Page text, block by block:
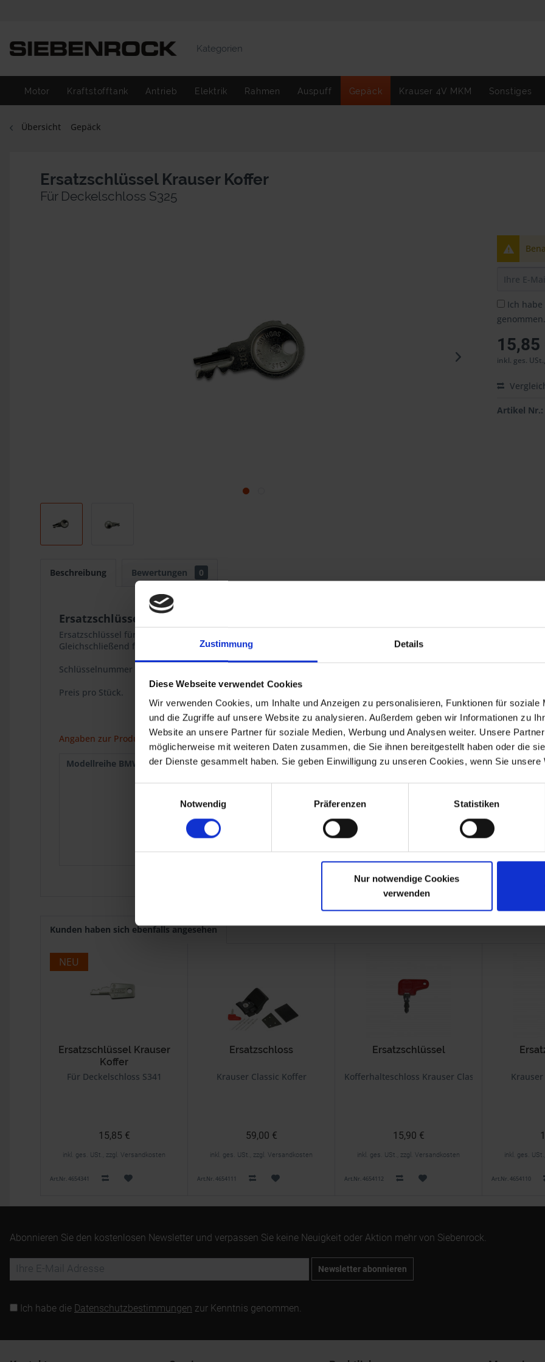
Zustimmung Details
Diese Webseite verwendet Cookies
Wir verwenden Cookies, um Inhalte und Anzeigen zu personalisieren, Funktionen für soziale
und die Zugriffe auf unsere Website zu analysieren. Außerdem geben wir Informationen zu
Website an unsere Partner für soziale Medien, Werbung und Analysen weiter. Unsere
möglicherweise mit weiteren Daten zusammen, die Sie ihnen bereitgestellt haben oder die
der Dienste gesammelt haben. Sie geben Einwilligung zu unseren Cookies, wenn Sie unsere
Notwendig
Präferenzen Statistiken
Nur notwendige Cookies
verwenden
Kategorien
Motor Kraftstofftank Antrieb Elektrik Rahmen Auspuff Gepäck Krauser 4V MKM Sonstiges
Übersicht Gepäck
Ersatzschlüssel Krauser Koffer
Für Deckelschloss S325
Ich habe
genommen.
15,85
inkl. ges.
Artikel Nr.:
Beschreibung Bewertungen 0
Ersatzschlüssel Krauser Koffer
Ersatzschlüssel für Krauser Koffer.
Gleichschließend für Deckel und Halter.
Schlüsselnummer S325
Preis pro Stück.
Angaben zur Produktsicherheit
Modellreihe BMW : R 50/5 1969-1973 R 60/5
1969-1973
R 75/6
1973-1976 R 90/6
1973-1976
R 90S
R 60/7
R 75/7
R 80
1977-9.1980
R 80
R 100
1976-9.1980
R 100
R 45
1978-9.1980
R 65
9.1980-1985
Kunden haben sich ebenfalls angesehen
NEU
Ersatzschlüssel Krauser
Koffer
Für Deckelschloss S341
15,85 €
inkl. ges. USt., zzgl. Versandkosten
Art.Nr. 4654341
Ersatzschloss
Krauser Classic Koffer
59,00 €
inkl. ges. USt., zzgl. Versandkosten
Art.Nr. 4654111
Ersatzschlüssel
Kofferhalteschloss Krauser Classic Koffer
15,90 €
inkl. ges. USt., zzgl. Versandkosten
Art.Nr. 4654112
inkl. ges.
Art.Nr. 4654110
Abonnieren Sie den kostenlosen Newsletter und verpassen Sie keine Neuigkeit oder Aktion mehr von Siebenrock.
Newsletter abonnieren
Ich habe die Datenschutzbestimmungen zur Kenntnis genommen.